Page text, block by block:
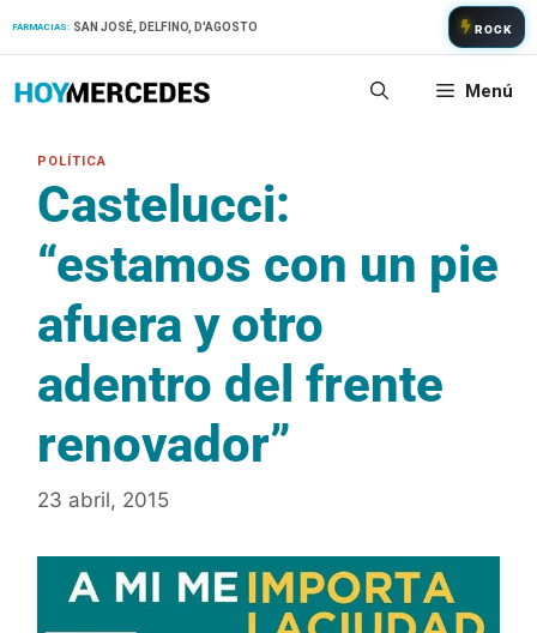
FARMACIAS: SAN JOSÉ, DELFINO, D'AGOSTO ROCK
Menú
Castelucci:
“estamos con un pie
afuera y otro
adentro del frente
renovador”
23 abril, 2015